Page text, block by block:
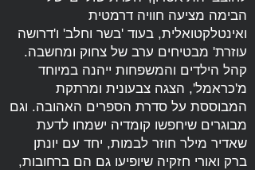
הבימה מציעה חוויה דרמטית
ואינטלקטואלית, בעוד 'בשר וחלב' ו'דרושה
עוזרת' מבטיחים ערב של צחוק ומחשבה.
קהל הילדים והמשפחות ייהנה במיוחד
מ'כראמל', הצגה צבעונית ומרתקת
המבוססת על סדרת הספרים האהובה. וגם
מבוגרים שיחפשו קומדיה ישמחו לדעת
שאדיר מילר חוזר לבמות, יחד עם יונתן
ברק ואורי חזקיה שיופיעו גם הם ברחובות,